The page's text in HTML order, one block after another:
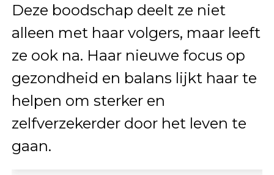
Deze boodschap deelt ze niet
alleen met haar volgers, maar leeft
ze ook na. Haar nieuwe focus op
gezondheid en balans lijkt haar te
helpen om sterker en
zelfverzekerder door het leven te
gaan.